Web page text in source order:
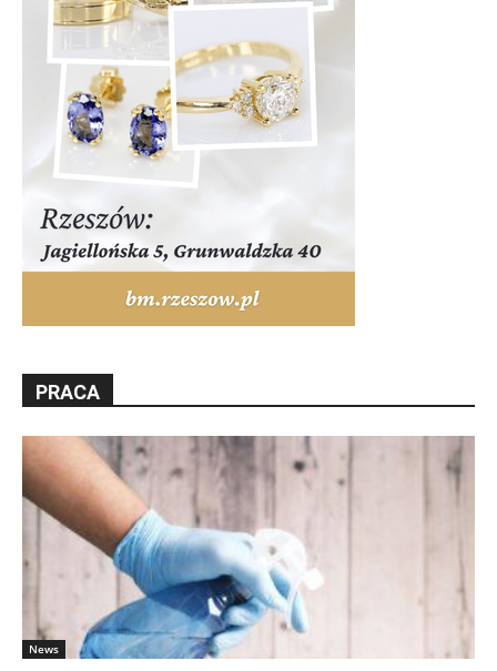
PRACA
News